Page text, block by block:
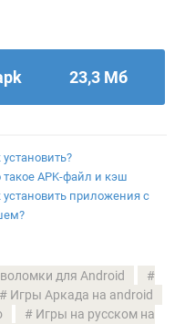
23,3 Мб
установить?
такое APK-файл и кэш
установить приложения с
для Android
Игры Аркада на android
Игры на русском на